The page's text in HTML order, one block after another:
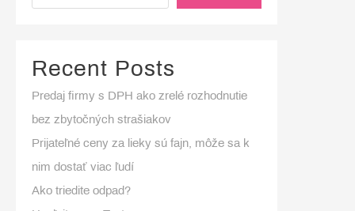
Recent Posts
Predaj firmy s DPH ako zrelé rozhodnutie
bez zbytočných strašiakov
Prijateľné ceny za lieky sú fajn, môže sa k
nim dostať viac ľudí
Ako triedite odpad?